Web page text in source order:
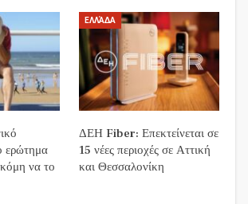
ερώτημα
να το
ΕΛΛΆΔΑ
ΔΕΗ Fiber: Επεκτείνεται σε
15 νέες περιοχές σε Αττική
και Θεσσαλονίκη